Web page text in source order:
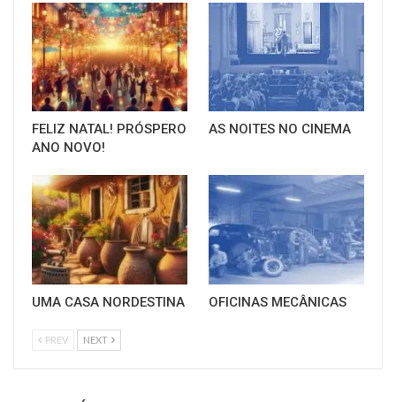
FELIZ NATAL! PRÓSPERO
ANO NOVO!
AS NOITES NO CINEMA
UMA CASA NORDESTINA OFICINAS MECÂNICAS
PREV NEXT